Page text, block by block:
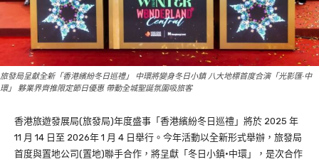
旅發局呈獻全新「香港繽紛冬日巡禮」 中環將變身冬日小鎮 八大地標首度合演「光影匯·中
環」 夥業界齊推限定節日優惠 帶動全城聖誕氛圍吸旅客
香港旅遊發展局(旅發局)年度盛事「香港繽紛冬日巡禮」將於 2025 年
11 月 14 日至 2026年 1 月 4 日舉行。今年活動以全新形式舉辦，旅發局
首度與置地公司(置地)聯手合作，將呈獻「冬日小鎮·中環」，是次合作